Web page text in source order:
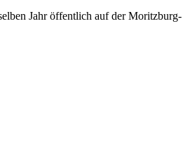
Jahr öffentlich auf der Moritzburg-